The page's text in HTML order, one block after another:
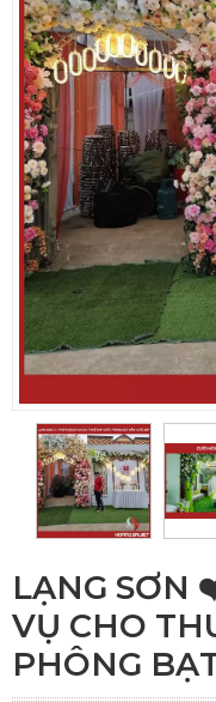
LẠNG SƠN
VỤ CHO
PHÔNG